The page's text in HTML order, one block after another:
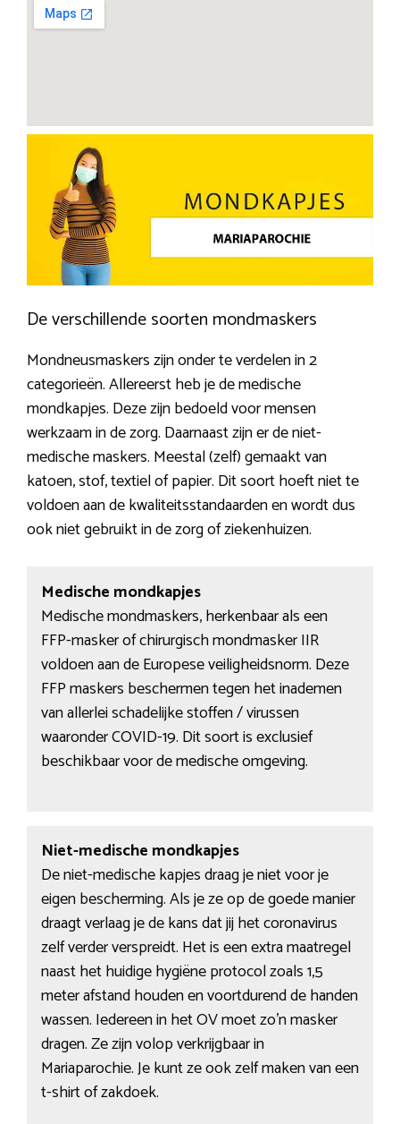
De verschillende soorten mondmaskers
Mondneusmaskers zijn onder te verdelen in 2
categorieën. Allereerst heb je de medische
mondkapjes. Deze zijn bedoeld voor mensen
werkzaam in de zorg. Daarnaast zijn er de niet-
medische maskers. Meestal (zelf) gemaakt van
katoen, stof, textiel of papier. Dit soort hoeft niet te
voldoen aan de kwaliteitsstandaarden en wordt dus
ook niet gebruikt in de zorg of ziekenhuizen.
Medische mondkapjes
Medische mondmaskers, herkenbaar als een
FFP-masker of chirurgisch mondmasker IIR
voldoen aan de Europese veiligheidsnorm. Deze
FFP maskers beschermen tegen het inademen
van allerlei schadelijke stoffen / virussen
waaronder COVID-19. Dit soort is exclusief
beschikbaar voor de medische omgeving.
Niet-medische mondkapjes
De niet-medische kapjes draag je niet voor je
eigen bescherming. Als je ze op de goede manier
draagt verlaag je de kans dat jij het coronavirus
zelf verder verspreidt. Het is een extra maatregel
naast het huidige hygiëne protocol zoals 1,5
meter afstand houden en voortdurend de handen
wassen. Iedereen in het OV moet zo’n masker
dragen. Ze zijn volop verkrijgbaar in
Mariaparochie. Je kunt ze ook zelf maken van een
t-shirt of zakdoek.